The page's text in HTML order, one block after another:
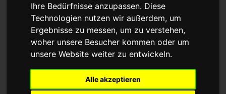
Ihre Bedürfnisse anzupassen. Diese
Technologien nutzen wir außerdem, um
Ergebnisse zu messen, um zu verstehen,
woher unsere Besucher kommen oder um
unsere Website weiter zu entwickeln.
Alle akzeptieren
Kapitän (oderPilot) die Kontrolle überBremsen
Gangschaltung.
Der Kapitän sollte stets der größere/schwerere Fahrer
des Tandems sein. Grund ist die verinnerlichte
die beim Tandem aufgrund des langen Radstandes
ohnehin schwieriger ist. Ist derHeizerschwerer als der